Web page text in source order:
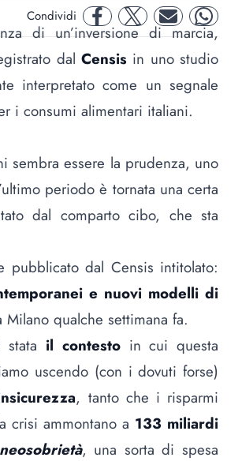
Condividi facebooktwitter mail whatsapp
di un’inversione di marcia,
dal Censis in uno studio
interpretato come un segnale
i consumi alimentari italiani.
sembra essere la prudenza, uno
periodo è tornata una certa
dal comparto cibo, che sta
pubblicato dal Censis intitolato:
e nuovi modelli di
qualche settimana fa.
il contestoin cui questa
uscendo (con i dovuti forse)
, tanto che i risparmi
crisi ammontano a 133 miliardi
neosobrietà, una sorta di spesa